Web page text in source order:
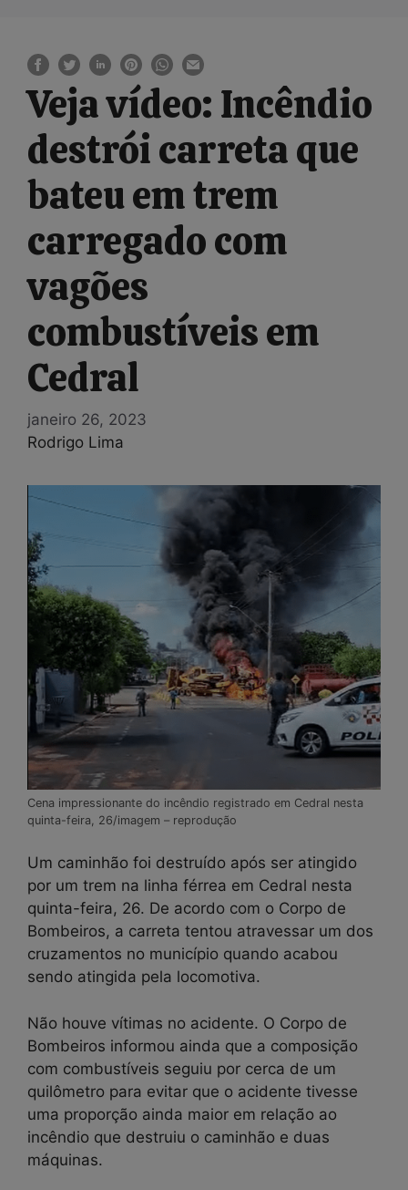
Veja vídeo: Incêndio
destrói carreta que
bateu em trem
carregado com
vagões
combustíveis em
Cedral
janeiro 26, 2023
Rodrigo Lima
Cena impressionante do incêndio registrado em Cedral nesta
quinta-feira, 26/imagem – reprodução
Um caminhão foi destruído após ser atingido
por um trem na linha férrea em Cedral nesta
quinta-feira, 26. De acordo com o Corpo de
Bombeiros, a carreta tentou atravessar um dos
cruzamentos no município quando acabou
sendo atingida pela locomotiva.
Não houve vítimas no acidente. O Corpo de
Bombeiros informou ainda que a composição
com combustíveis seguiu por cerca de um
quilômetro para evitar que o acidente tivesse
uma proporção ainda maior em relação ao
incêndio que destruiu o caminhão e duas
máquinas.